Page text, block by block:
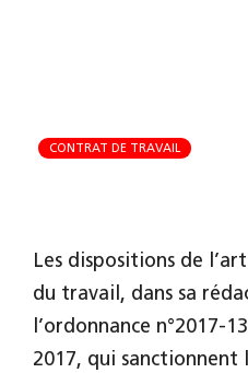
CONTRAT DE TRAVAIL
Les dispositions de
du travail, dans sa
l’ordonnance n°2017-
2017, qui sanctionnent